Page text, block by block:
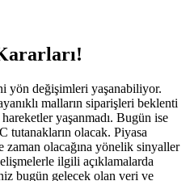
yön değişimleri yaşanabiliyor.
malların siparişleri beklenti
yaşanmadı. Bugün ise
tutanakların olacak. Piyasa
zaman olacağına yönelik sinyaller
ilgili açıklamalarda
bugün gelecek olan veri ve